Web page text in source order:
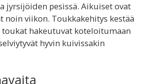
jyrsijöiden pesissä. Aikuiset ovat
noin viikon. Toukkakehitys kestää
toukat hakeutuvat koteloitumaan
hyvin kuivissakin